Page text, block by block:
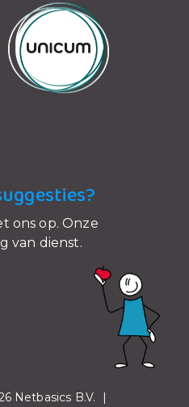
ons op. Onze
van dienst.
Netbasics B.V. |